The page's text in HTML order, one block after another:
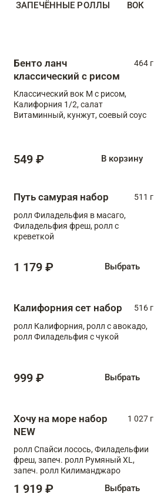
ЗАПЕЧЁННЫЕ РОЛЛЫ ВОК
Бенто ланч
классический с рисом
464 г
Классический вок М с рисом,
Калифорния 1/2, салат
Витаминный, кунжут, соевый соус
549 ₽ В корзину
Путь самурая набор
511 г
ролл Филадельфия в масаго,
Филадельфия фреш, ролл с
креветкой
1 179 ₽ Выбрать
Калифорния сет набор
516 г
ролл Калифорния, ролл с авокадо,
ролл Филадельфия с чукой
999 ₽ Выбрать
Хочу на море набор
NEW
1 027 г
ролл Спайси лосось, Филадельфии
фреш, запеч. ролл Румяный XL,
запеч. ролл Килиманджаро
1 919 ₽ Выбрать